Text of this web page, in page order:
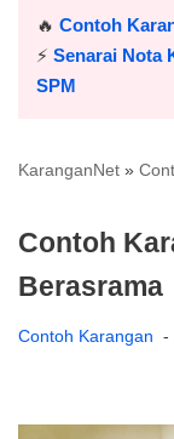
🔥 Contoh
⚡️ Senarai Nota
SPM
KaranganNet »
Contoh
Berasrama
Contoh Karangan